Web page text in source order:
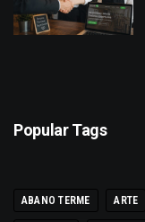
Popular Tags
ABANO TERME ARTE